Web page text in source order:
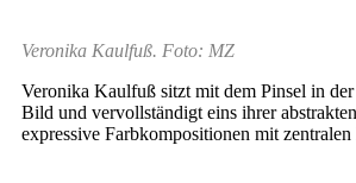
Veronika Kaulfuß. Foto: MZ
Veronika Kaulfuß sitzt mit dem Pinsel in
Bild und vervollständigt eins ihrer
expressive Farbkompositionen mit